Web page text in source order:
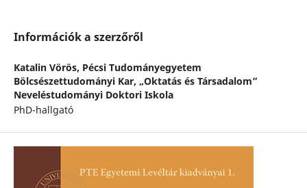
Információk a szerzőről
Katalin Vörös, Pécsi Tudományegyetem
Bölcsészettudományi Kar, „Oktatás és Társadalom”
Neveléstudományi Doktori Iskola
PhD-hallgató